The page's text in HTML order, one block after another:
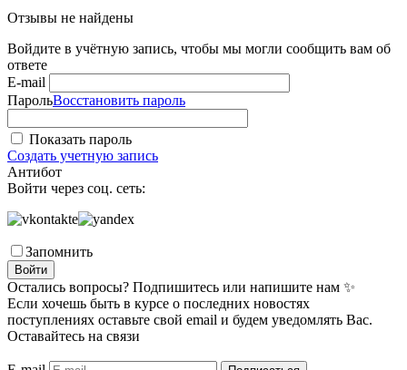
Отзывы не найдены
Войдите в учётную запись, чтобы мы могли сообщить вам об
ответе
E-mail
ПарольВосстановить пароль
Показать пароль
Создать учетную запись
Антибот
Войти через соц. сеть:
Запомнить
Войти
Остались вопросы? Подпишитесь или напишите нам ✨
Если хочешь быть в курсе о последних новостях
поступлениях оставьте свой email и будем уведомлять Вас.
Оставайтесь на связи